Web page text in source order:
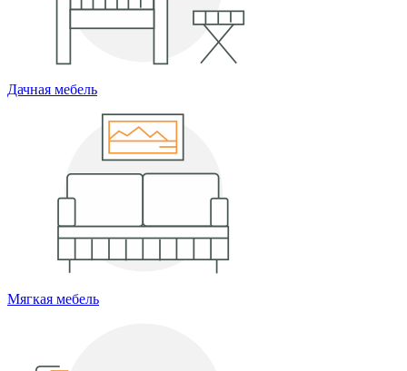
Дачная мебель
Мягкая мебель